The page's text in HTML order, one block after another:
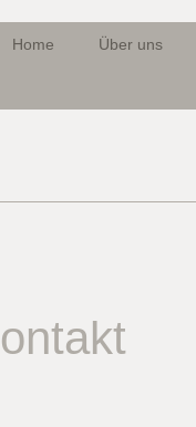
Home Über uns